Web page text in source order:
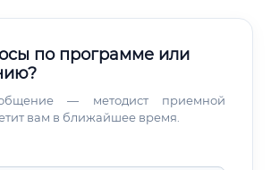
по программе или
— методист приемной
вам в ближайшее время.